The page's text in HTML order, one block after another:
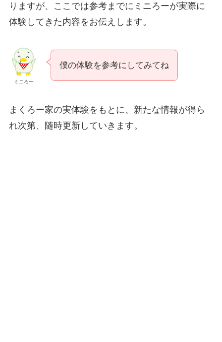
りますが、ここでは参考までにミニろーが実際に
体験してきた内容をお伝えします。
ミニろー
僕の体験を参考にしてみてね
まくろー家の実体験をもとに、新たな情報が得ら
れ次第、随時更新していきます。